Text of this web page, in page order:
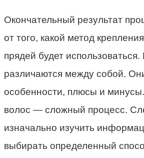
Окончательный результат
от того, какой метод
прядей будет
различаются между собой.
особенности, плюсы и
волос — сложный процесс.
изначально изучить
выбирать определенный